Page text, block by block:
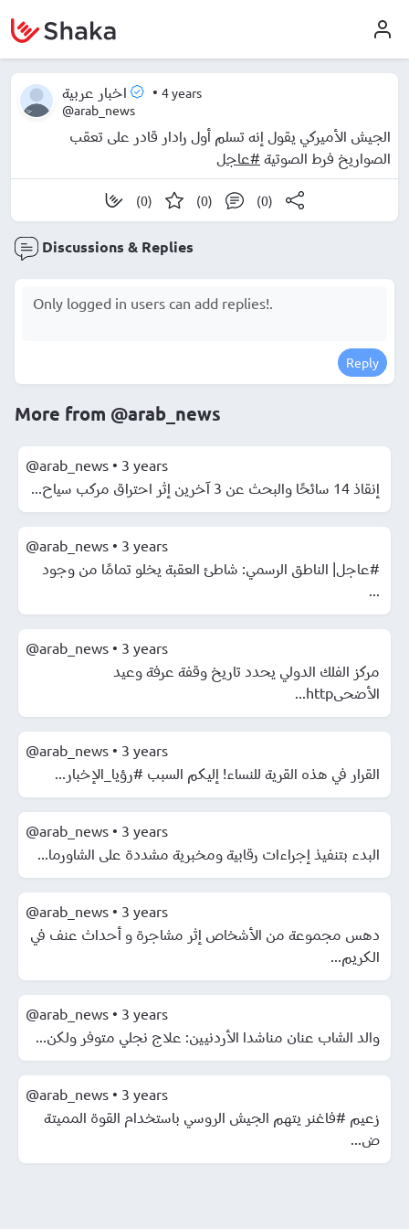
اخبار عربية • 4 years
@arab_news
الجيش الأميركي يقول إنه تسلم أول رادار قادر على تعقب
الصواريخ فرط الصوتية #عاجل
(0) (0) (0)
Discussions & Replies
Reply
More from @arab_news
@arab_news • 3 years
إنقاذ 14 سائحًا والبحث عن 3 آخرين إثر احتراق مركب سياح...
@arab_news • 3 years
#عاجل| الناطق الرسمي: شاطئ العقبة يخلو تمامًا من وجود
...
@arab_news • 3 years
مركز الفلك الدولي يحدد تاريخ وقفة عرفة وعيد
الأضحىhttp...
@arab_news • 3 years
القرار في هذه القرية للنساء! إليكم السبب #رؤيا_الإخبار...
@arab_news • 3 years
البدء بتنفيذ إجراءات رقابية ومخبرية مشددة على الشاورما...
@arab_news • 3 years
دهس مجموعة من الأشخاص إثر مشاجرة و أحداث عنف في
الكريم...
@arab_news • 3 years
والد الشاب عنان مناشدا الأردنيين: علاج نجلي متوفر ولكن...
@arab_news • 3 years
زعيم #فاغنر يتهم الجيش الروسي باستخدام القوة المميتة
ض...